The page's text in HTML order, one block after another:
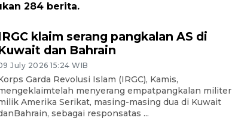
284 berita.
klaim serang pangkalan AS di
dan Bahrain
July 2026 15:24 WIB
Garda Revolusi Islam (IRGC), Kamis,
menyerang empatpangkalan militer
Amerika Serikat, masing-masing dua di Kuwait
sebagai responsatas ...